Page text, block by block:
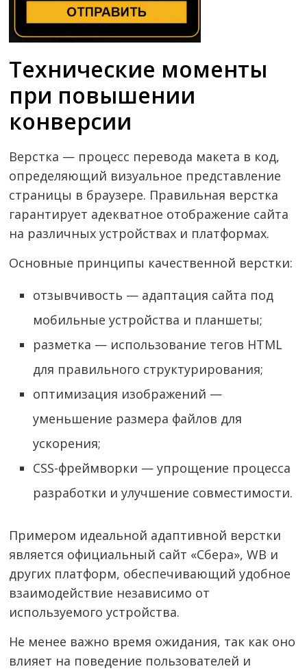
Технические моменты
при повышении
конверсии
Верстка — процесс перевода макета в код,
определяющий визуальное представление
страницы в браузере. Правильная верстка
гарантирует адекватное отображение сайта
на различных устройствах и платформах.
Основные принципы качественной верстки:
отзывчивость — адаптация сайта под
мобильные устройства и планшеты;
разметка — использование тегов HTML
для правильного структурирования;
оптимизация изображений —
уменьшение размера файлов для
ускорения;
CSS-фреймворки — упрощение процесса
разработки и улучшение совместимости.
Примером идеальной адаптивной верстки
является официальный сайт «Сбера», WB и
других платформ, обеспечивающий удобное
взаимодействие независимо от
используемого устройства.
Не менее важно время ожидания, так как оно
влияет на поведение пользователей и